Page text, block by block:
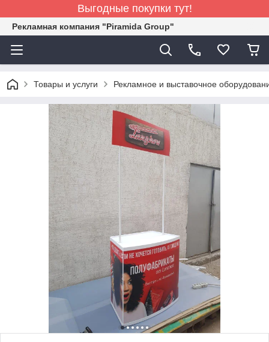
Выгодные покупки тут!
Рекламная компания "Piramida Group"
Товары и услуги Рекламное и выставочное